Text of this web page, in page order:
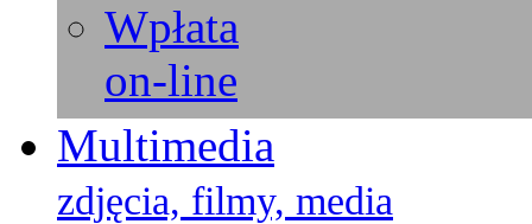
Wpłata
on-line
Multimedia
zdjęcia, filmy, media